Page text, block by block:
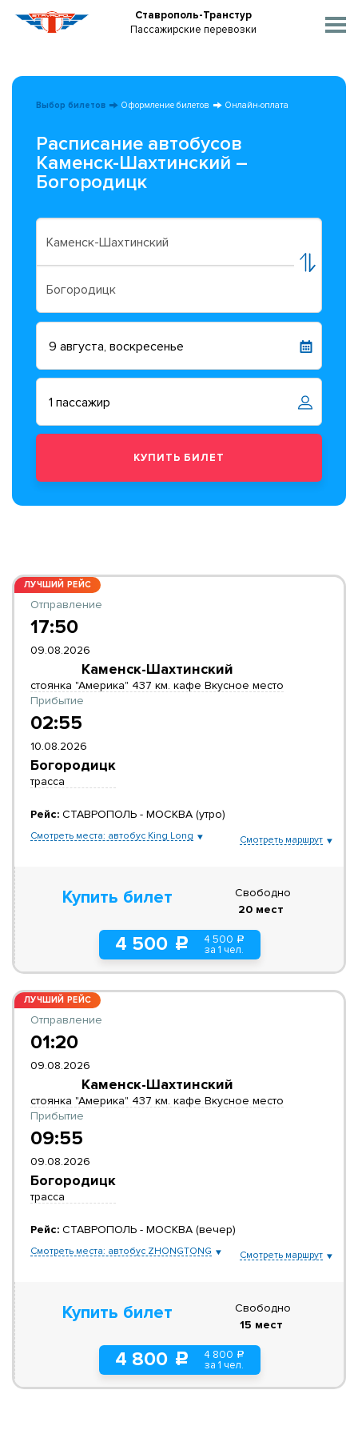
Ставрополь-Транстур
Пассажирские перевозки
Выбор билетов Оформление билетов Онлайн-оплата
Расписание автобусов
Каменск-Шахтинский –
Богородицк
ЛУЧШИЙ РЕЙС
Отправление
17:50
09.08.2026
Каменск-Шахтинский
стоянка "Америка" 437 км. кафе Вкусное место
Прибытие
02:55
10.08.2026
Богородицк
трасса
Рейс: СТАВРОПОЛЬ - МОСКВА (утро)
Смотреть места: автобус King Long Смотреть маршрут
Купить билет
4 500 c 4 500 a
за 1 чел.
Свободно
20 мест
ЛУЧШИЙ РЕЙС
Отправление
01:20
09.08.2026
Каменск-Шахтинский
стоянка "Америка" 437 км. кафе Вкусное место
Прибытие
09:55
09.08.2026
Богородицк
трасса
Рейс: СТАВРОПОЛЬ - МОСКВА (вечер)
Смотреть места: автобус ZHONGTONG Смотреть маршрут
Купить билет
4 800 c 4 800 a
за 1 чел.
Свободно
15 мест